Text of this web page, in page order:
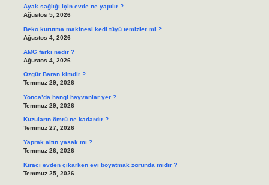
Ayak sağlığı için evde ne yapılır ?
Ağustos 5, 2026
Beko kurutma makinesi kedi tüyü temizler mi ?
Ağustos 4, 2026
AMG farkı nedir ?
Ağustos 4, 2026
Özgür Baran kimdir ?
Temmuz 29, 2026
Yonca’da hangi hayvanlar yer ?
Temmuz 29, 2026
Kuzuların ömrü ne kadardır ?
Temmuz 27, 2026
Yaprak altın yasak mı ?
Temmuz 26, 2026
Kiracı evden çıkarken evi boyatmak zorunda mıdır ?
Temmuz 25, 2026